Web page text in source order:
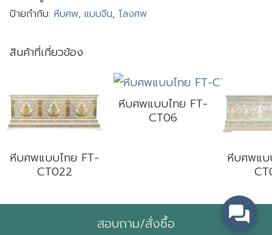
สอบถาม/สั่งซื้อ
ป้ายกำกับ: หีบศพ, แบบจีน, โลงศพ
สินค้าที่เกี่ยวข้อง
หีบศพแบบไทย FT-
CT022
หีบศพแบบไทย FT-
CT06
หีบศพแบ